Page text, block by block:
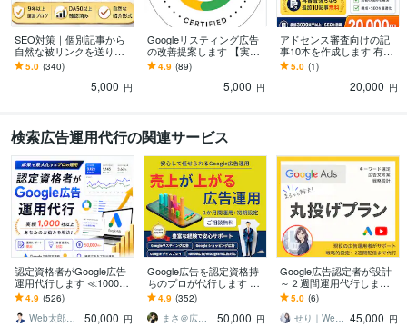
SEO対策｜個別記事から
自然な被リンクを送りま
す DA50以上確認済み｜専
用記事でホワイトハット
5.0 (340)
5,000 円
Googleリスティング広告
の改善提案します 【実績
豊富な認定資格者が対
応】リスティング以外や
4.9 (89)
5,000 円
アドセンス審査向けの記
事10本を作成します 有用
性の低いコンテンツ対
策。再審査落ちなら10記
5.0 (1)
20,000 円
検索広告運用代行の関連サービス
認定資格者がGoogle広告
運用代行します ≪1000社
以上≫Google認定パート
ナーがお悩みを解決
4.9 (526)
Web太郎＠Google認定パートナー
50,000 円
Google広告を認定資格持
ちのプロが代行します 相
談無料_初期設定＋週次報
告＋1か月間運用代行込み
で丸投げ可
4.9 (352)
まさ＠広告代理店
50,000 円
Google広告認定者が設計
～２週間運用代行します
リスティングの設計/入稿/
レポート自動化までまる
っとおまかせ
5.0 (6)
せり｜Web広告サポート・運用相談 45,000 円